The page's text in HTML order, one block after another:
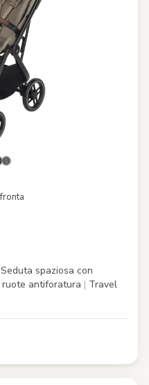
Seduta spaziosa con
ruote antiforatura | Travel